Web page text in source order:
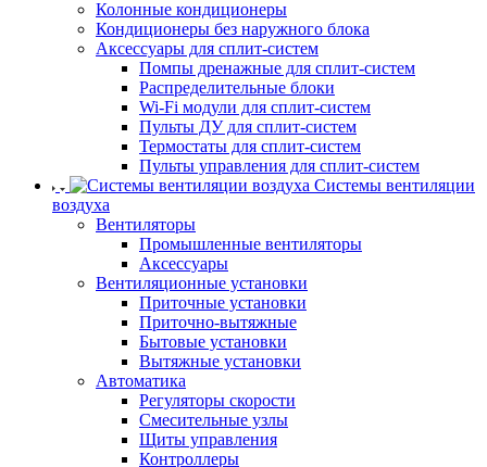
Колонные кондиционеры
Кондиционеры без наружного блока
Аксессуары для сплит-систем
Помпы дренажные для сплит-систем
Распределительные блоки
Wi-Fi модули для сплит-систем
Пульты ДУ для сплит-систем
Термостаты для сплит-систем
Пульты управления для сплит-систем
Системы вентиляции
воздуха
Вентиляторы
Промышленные вентиляторы
Аксессуары
Вентиляционные установки
Приточные установки
Приточно-вытяжные
Бытовые установки
Вытяжные установки
Автоматика
Регуляторы скорости
Смесительные узлы
Щиты управления
Контроллеры